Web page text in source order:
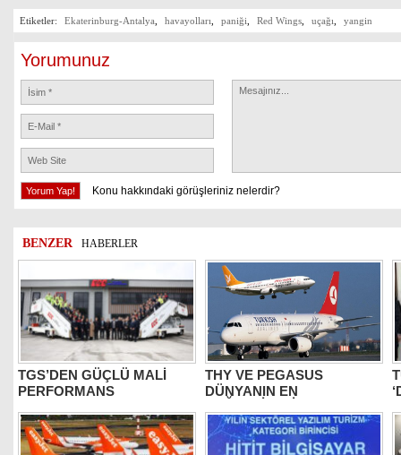
Etiketler: Ekaterinburg-Antalya havayolları paniği Red Wings uçağı yangin
Yorumunuz
Konu hakkındaki görüşleriniz nelerdir?
BENZER HABERLER
TGS’DEN GÜÇLÜ MALİ
PERFORMANS
THY VE PEGASUS
DÜNYANIN EN